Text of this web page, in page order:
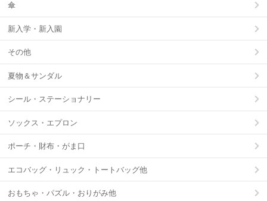
傘
新入学・新入園
その他
夏物＆サンダル
シール・ステーショナリー
ソックス・エプロン
ポーチ・財布・がま口
エコバッグ・リュック・トートバッグ他
おもちゃ・パズル・おりがみ他